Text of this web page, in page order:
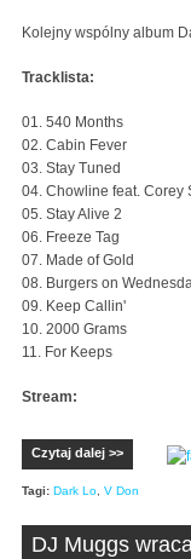
Kolejny wspólny album
Tracklista:
01. 540 Months
02. Cabin Fever
03. Stay Tuned
04. Chowline feat. Corey
05. Stay Alive 2
06. Freeze Tag
07. Made of Gold
08. Burgers on
09. Keep Callin'
10. 2000 Grams
11. For Keeps
Stream:
Czytaj dalej >>
Tagi: Dark Lo V Don
DJ Muggs